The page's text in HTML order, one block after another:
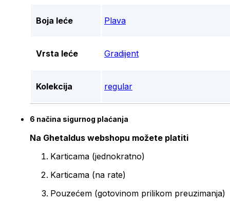
Boja leće Plava
Vrsta leće Gradijent
Kolekcija regular
6 načina sigurnog plaćanja
Na Ghetaldus webshopu možete platiti
Karticama (jednokratno)
Karticama (na rate)
Pouzećem (gotovinom prilikom preuzimanja)